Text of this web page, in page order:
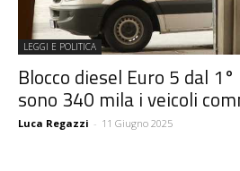
LEGGI E POLITICA
Blocco diesel Euro 5 dal
sono 340 mila i veicoli
Luca Regazzi - 11 Giugno 2025